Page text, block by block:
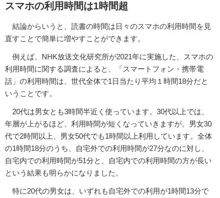
スマホの利用時間は1時間超
結論からいうと、読書の時間は日々のスマホの利用時間を見
直すことで簡単に増やすことができます。
例えば、NHK放送文化研究所が2021年に実施した、スマホの
利用時間に関する調査によると、「スマートフォン・携帯電
話」の利用時間は、世代全体で1日当たり平均１時間18分だと
いうことです。
20代は男女とも3時間半近く使っています。30代以上では、
年層が上がるほど、利用時間が短くなっていきますが。男女30
代で2時間以上、男女50代でも1時間以上利用しています。全体
の1時間18分のうち、自宅外での利用時間が27分なのに対し、
自宅内での利用時間が51分と、自宅内での利用時間の方が長い
という結果も明らかになりました。
特に20代の男女は、いずれも自宅外での利用が1時間13分で